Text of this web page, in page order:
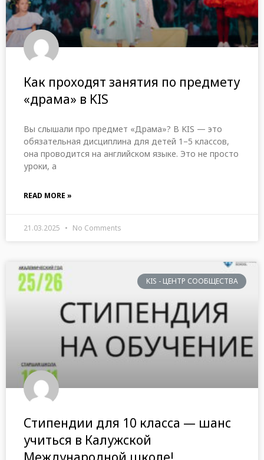
Как проходят занятия по предмету
«драма» в KIS
Вы слышали про предмет «Драма»? В KIS — это
обязательная дисциплина для детей 1–5 классов,
она проводится на английском языке. Это не просто
уроки, а
READ MORE »
21.03.2025 No Comments
KIS - ЦЕНТР СООБЩЕСТВА
Стипендии для 10 класса — шанс
учиться в Калужской